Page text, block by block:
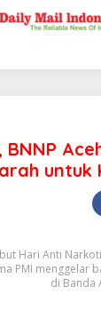
BNNP
untuk
Hari Anti
PMI menggelar
di Banda